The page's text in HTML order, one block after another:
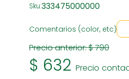
Sku:333475000000
Comentarios (color, etc)
Precio anterior:$ 790
$ 632 Precio